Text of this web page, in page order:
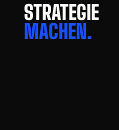
STRATEGIE
MACHEN.